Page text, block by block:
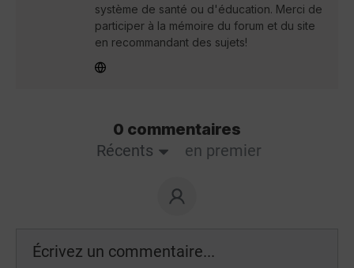
système de santé ou d'éducation. Merci de
participer à la mémoire du forum et du site
en recommandant des sujets!
0 commentaires
Récents
en premier